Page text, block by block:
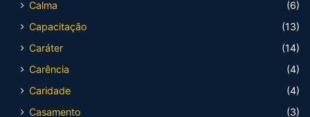
Calma
(6)
Capacitação
(13)
Caráter
(14)
Carência
(4)
Caridade
(4)
Casamento
(3)